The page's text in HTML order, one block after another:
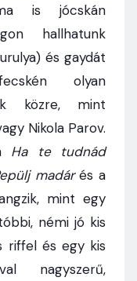
is jócskán
hallhatunk
és gaydát
olyan
közre, mint
Nikola Parov.
Ha te tudnád
madárés a
mint egy
némi jó kis
riffel és egy kis
nagyszerű,